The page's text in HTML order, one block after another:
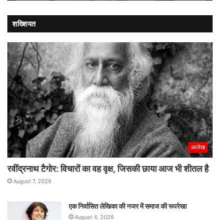
शख्शियत
आलेख
रवींद्रनाथ टैगोर: विचारों का वह वृक्ष, जिसकी छाया आज भी शीतल है
August 7, 2026
एक निर्वासित लेखिका की नजर में समाज की रूपरेखा
August 4, 2026